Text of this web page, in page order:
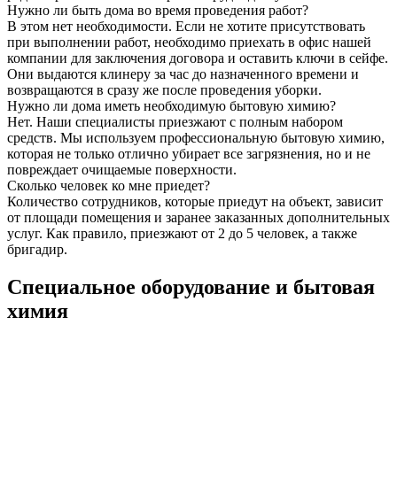
Нужно ли быть дома во время проведения работ?
В этом нет необходимости. Если не хотите присутствовать
при выполнении работ, необходимо приехать в офис нашей
компании для заключения договора и оставить ключи в сейфе.
Они выдаются клинеру за час до назначенного времени и
возвращаются в сразу же после проведения уборки.
Нужно ли дома иметь необходимую бытовую химию?
Нет. Наши специалисты приезжают с полным набором
средств. Мы используем профессиональную бытовую химию,
которая не только отлично убирает все загрязнения, но и не
повреждает очищаемые поверхности.
Сколько человек ко мне приедет?
Количество сотрудников, которые приедут на объект, зависит
от площади помещения и заранее заказанных дополнительных
услуг. Как правило, приезжают от 2 до 5 человек, а также
бригадир.
Специальное оборудование и бытовая
химия